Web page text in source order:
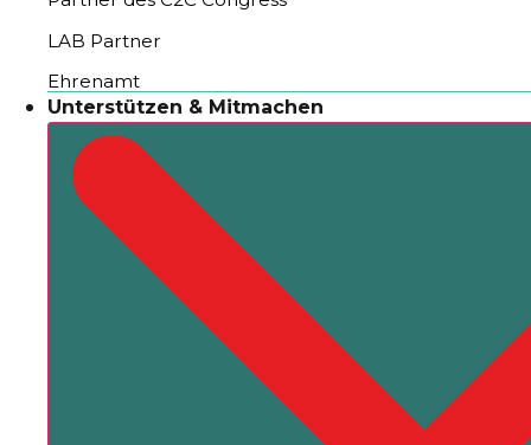
LAB Partner
Ehrenamt
Unterstützen & Mitmachen